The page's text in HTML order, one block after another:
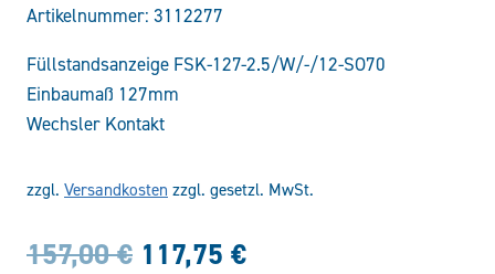
Artikelnummer: 3112277
Füllstandsanzeige FSK-127-2.5/W/-/12-SO70
Einbaumaß 127mm
Wechsler Kontakt
zzgl. Versandkosten zzgl. gesetzl. MwSt.
157,00€ Ursprünglicher
117,75 €Aktueller